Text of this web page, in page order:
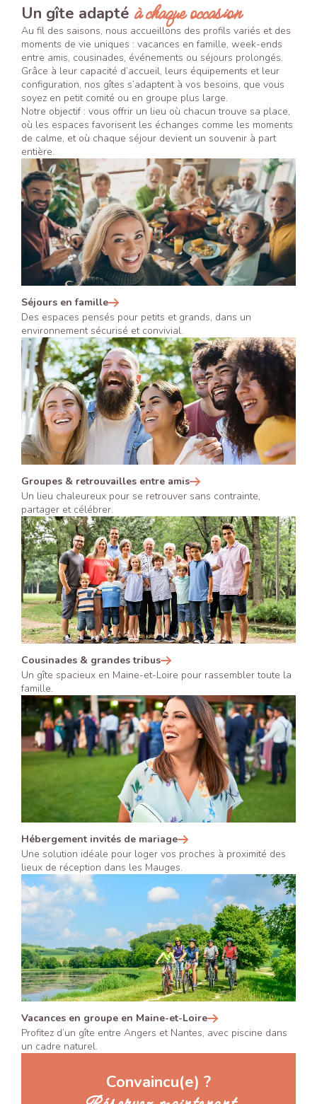
Un gîte adapté à chaque occasion
Au fil des saisons, nous accueillons des profils variés et des
moments de vie uniques : vacances en famille, week-ends
entre amis, cousinades, événements ou séjours prolongés.
Grâce à leur capacité d’accueil, leurs équipements et leur
configuration, nos gîtes s’adaptent à vos besoins, que vous
soyez en petit comité ou en groupe plus large.
Notre objectif : vous offrir un lieu où chacun trouve sa place,
où les espaces favorisent les échanges comme les moments
de calme, et où chaque séjour devient un souvenir à part
entière.
Séjours en famille
Des espaces pensés pour petits et grands, dans un
environnement sécurisé et convivial.
Groupes & retrouvailles entre amis
Un lieu chaleureux pour se retrouver sans contrainte,
partager et célébrer.
Cousinades & grandes tribus
Un gîte spacieux en Maine-et-Loire pour rassembler toute la
famille.
Hébergement invités de mariage
Une solution idéale pour loger vos proches à proximité des
lieux de réception dans les Mauges.
Vacances en groupe en Maine-et-Loire
Profitez d’un gîte entre Angers et Nantes, avec piscine dans
un cadre naturel.
Convaincu(e) ?